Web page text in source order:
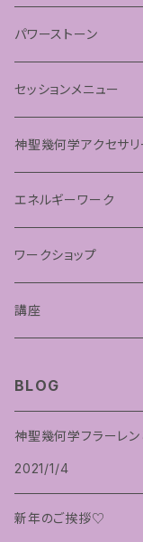
神聖幾何学フラワーオ
神聖幾何学シードオブ
パステルマンダラアー
パワーストーン
セッションメニュー
神聖幾何学アクセサリ
ペンダント
エネルギーワーク
フラーレンプロテクショ
ワークショップ
神聖幾何学フラーレン
講座
BLOG
神聖幾何学フラーレン
2021/1/4
新年のご挨拶♡